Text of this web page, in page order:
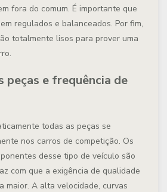
fora do comum. É importante que
regulados e balanceados. Por fim,
totalmente lisos para prover uma
peças e frequência de
todas as peças se
nos carros de competição. Os
desse tipo de veículo são
com que a exigência de qualidade
maior. A alta velocidade, curvas